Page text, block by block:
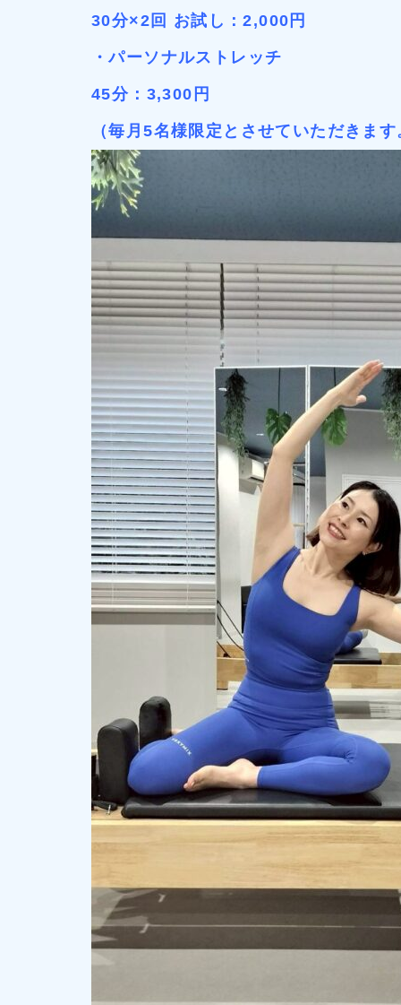
30分×2回 お試し：2,000円
・パーソナルストレッチ
45分：3,300円
（毎月5名様限定とさせていただきま